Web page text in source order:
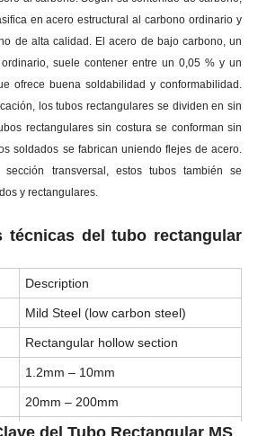
en acero estructural al carbono ordinario y
de alta calidad. El acero de bajo carbono, un
suele contener entre un 0,05 % y un
ofrece buena soldabilidad y conformabilidad.
los tubos rectangulares se dividen en sin
rectangulares sin costura se conforman sin
soldados se fabrican uniendo flejes de acero.
transversal, estos tubos también se
y rectangulares.
técnicas del tubo rectangular
Description
Mild Steel (low carbon steel)
Rectangular hollow section
1.2mm – 10mm
20mm – 200mm
10mm – 150mm
del Tubo Rectangular MS